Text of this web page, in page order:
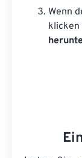
Wenn
klicken